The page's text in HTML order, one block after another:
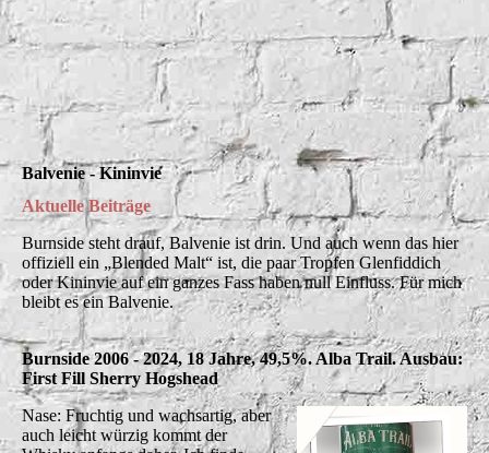
Balvenie - Kininvie
Aktuelle Beiträge
Burnside steht drauf, Balvenie ist drin. Und auch wenn das hier
offiziell ein „Blended Malt“ ist, die paar Tropfen Glenfiddich
oder Kininvie auf ein ganzes Fass haben null Einfluss. Für mich
bleibt es ein Balvenie.
Burnside 2006 - 2024, 18 Jahre, 49,5%. Alba Trail. Ausbau:
First Fill Sherry Hogshead
Nase: Fruchtig und wachsartig, aber
auch leicht würzig kommt der